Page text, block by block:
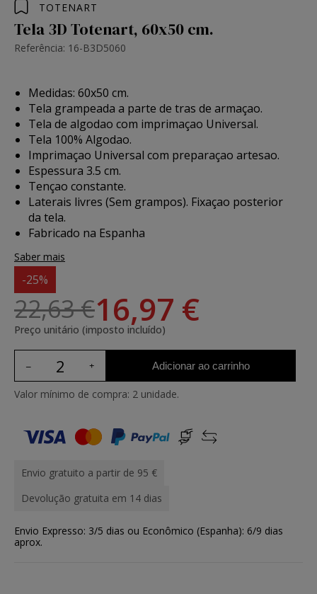
TOTENART
Tela 3D Totenart, 60x50 cm.
Referência: 16-B3D5060
Medidas: 60x50 cm.
Tela grampeada a parte de tras de armaçao.
Tela de algodao com imprimaçao Universal.
Tela 100% Algodao.
Imprimaçao Universal com preparaçao artesao.
Espessura 3.5 cm.
Tençao constante.
Laterais livres (Sem grampos). Fixaçao posterior
da tela.
Fabricado na Espanha
Saber mais
-25%
22,63 €16,97 €
Preço unitário (imposto incluído)
Adicionar ao carrinho
Valor mínimo de compra: 2 unidade.
Envio gratuito a partir de 95 €
Devolução gratuita em 14 dias
Envio Expresso: 3/5 dias ou Econômico (Espanha): 6/9 dias
aprox.